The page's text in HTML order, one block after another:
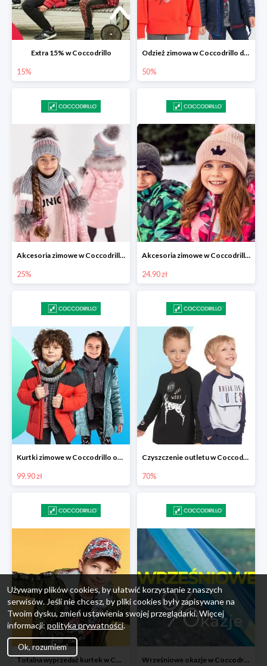
Extra 15% w Coccodrillo
15%
Odzież zimowa w Coccodrillo do -50%
50%
Akcesoria zimowe w Coccodrillo -25%
25%
Akcesoria zimowe w Coccodrillo od 24,90 zł
24.90 zł
Kurtki zimowe w Coccodrillo od 99,90 zł
99.90 zł
Czyszczenie outletu w Coccodrillo do -70%
70%
Totalna wyprzedaż kurtek w Coccodrillo - extra 15% Wrześniowe okazje w Coccodrillo do -50%
Używamy plików cookies, by ułatwić korzystanie z naszych
serwisów. Jeśli nie chcesz, by pliki cookies były zapisywane na
Twoim dysku, zmień ustawienia swojej przeglądarki. Więcej
informacji: polityka prywatności.
Ok, rozumiem